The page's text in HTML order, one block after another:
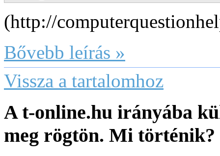
(http://
Bővebb leírás »
Vissza a tartalomhoz
A t-online.hu irányába
meg rögtön. Mi történik?